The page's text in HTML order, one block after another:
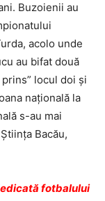
Buzoienii au
acolo unde
au bifat două
locul doi şi
naţională la
s-au mai
Bacău,
fotbalului